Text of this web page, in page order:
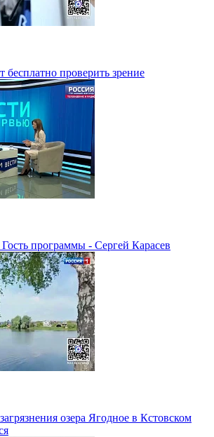
проверить зрение
программы - Сергей Карасев
озера Ягодное в Кстовском